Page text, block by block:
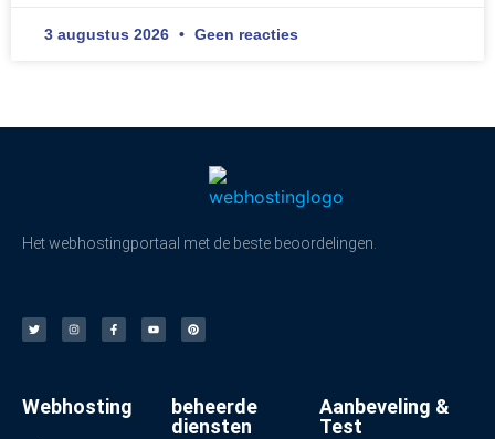
3 augustus 2026 Geen reacties
Het webhostingportaal met de beste beoordelingen.
Webhosting
beheerde
diensten
Aanbeveling &
Test